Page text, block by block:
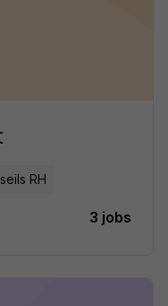
RH
3 jobs